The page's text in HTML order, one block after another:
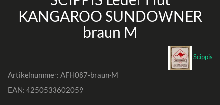
KANGAROO SUNDOWNER
braun M
Scippis
Artikelnummer: AFH087-braun-M
EAN: 4250533602059